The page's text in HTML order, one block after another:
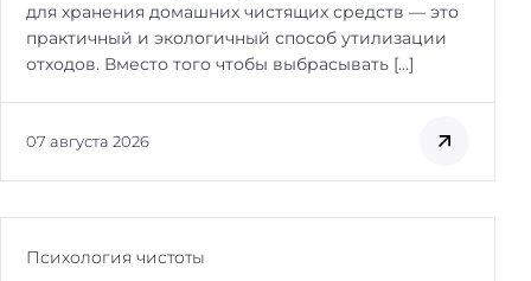
для хранения домашних чистящих средств — это
практичный и экологичный способ утилизации
отходов. Вместо того чтобы выбрасывать […]
07 августа 2026
Психология чистоты